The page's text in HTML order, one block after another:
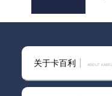
关于卡百利 ABOUT KABEL